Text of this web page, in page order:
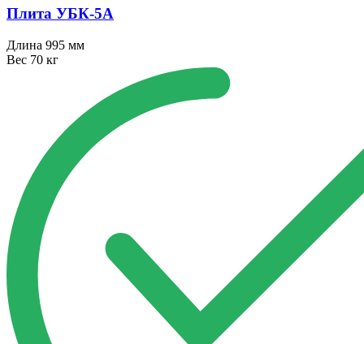
Плита УБК⁠-⁠5А
Длина 995 мм
Вес 70 кг